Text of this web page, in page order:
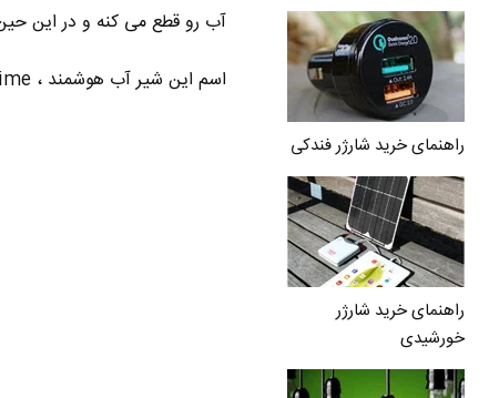
راهنمای خرید شارژر فندکی
راهنمای خرید شارژر
خورشیدی
آب رو قطع می کنه و در این
اسم این شیر آب هوشمند ، Water & Time می باشد .